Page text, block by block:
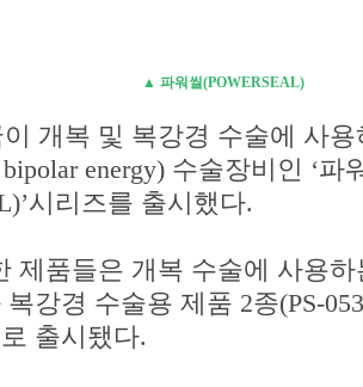
▲ 파워씰(POWERSEAL)
개복 및 복강경 수술에 사
energy) 수술장비인 ‘파
시리즈를 출시했다.
제품들은 개복 수술에 사용하
강경 수술용 제품 2종(PS-
출시됐다.